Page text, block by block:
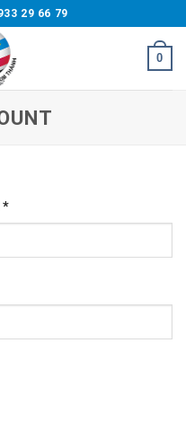
29 66 79
0
*